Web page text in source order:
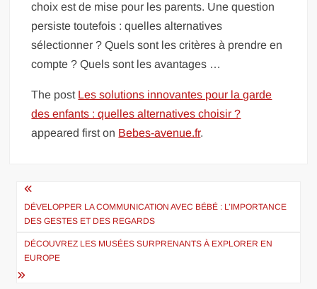
choix est de mise pour les parents. Une question
persiste toutefois : quelles alternatives
sélectionner ? Quels sont les critères à prendre en
compte ? Quels sont les avantages …
The post Les solutions innovantes pour la garde
des enfants : quelles alternatives choisir ?
appeared first on Bebes-avenue.fr.
Navigation
de
l’article
DÉVELOPPER LA COMMUNICATION AVEC BÉBÉ : L’IMPORTANCE
DES GESTES ET DES REGARDS
DÉCOUVREZ LES MUSÉES SURPRENANTS À EXPLORER EN
EUROPE